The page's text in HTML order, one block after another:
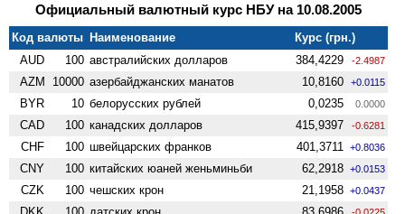
Официальный валютный курс НБУ на 10.08.2005
Код валюты Наименование
Курс (грн.)
AUD
100 австралийских долларов 384,4229 -2.4987
AZM 10000 азербайджанских манатов 10,8160 +0.0115
BYR 10 белорусских рублей 0,0235 0.0000
CAD 100 канадских долларов 415,9397 -0.6281
CHF 100 швейцарских франков 401,3711 +0.8036
CNY 100 китайских юаней женьминьби 62,2918 +0.0153
CZK 100 чешских крон 21,1958 +0.0437